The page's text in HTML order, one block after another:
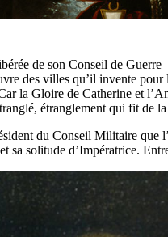
de son Conseil de
des villes qu’il invente
la Gloire de Catherine et
étranglement qui fit de
du Conseil Militaire que
sa solitude d’Impératrice.